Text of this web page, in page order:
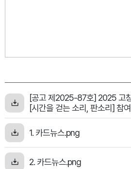
[공고 제2025-87호] 2025 고
[시간을 걷는 소리, 판소리] 참
1. 카드뉴스.png
2. 카드뉴스.png